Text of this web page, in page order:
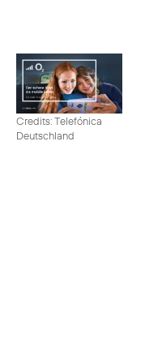
Credits: Telefónica
Deutschland